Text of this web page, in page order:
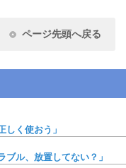
ページ先頭へ戻る
しく使おう」
ブル、放置してない？」